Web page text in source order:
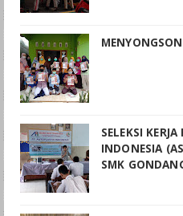
SELEKSI
INDONESIA
SMK